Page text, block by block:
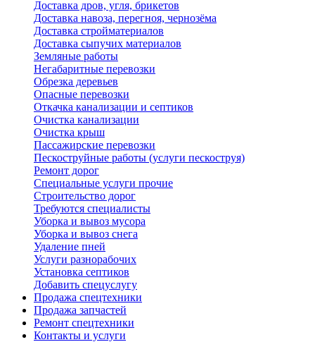
Доставка дров, угля, брикетов
Доставка навоза, перегноя, чернозёма
Доставка стройматериалов
Доставка сыпучих материалов
Земляные работы
Негабаритные перевозки
Обрезка деревьев
Опасные перевозки
Откачка канализации и септиков
Очистка канализации
Очистка крыш
Пассажирские перевозки
Пескоструйные работы (услуги пескоструя)
Ремонт дорог
Специальные услуги прочие
Строительство дорог
Требуются специалисты
Уборка и вывоз мусора
Уборка и вывоз снега
Удаление пней
Услуги разнорабочих
Установка септиков
Добавить спецуслугу
Продажа спецтехники
Продажа запчастей
Ремонт спецтехники
Контакты и услуги